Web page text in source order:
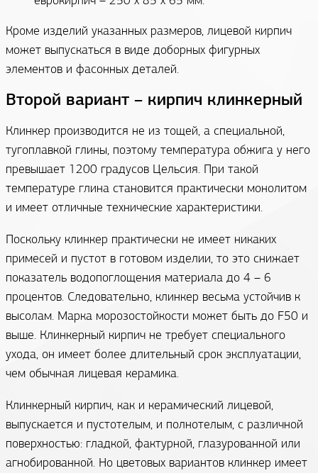
Кроме изделий указанных размеров, лицевой кирпич
может выпускаться в виде доборных фигурных
элементов и фасонных деталей.
Второй вариант – кирпич клинкерный
Клинкер производится не из тощей, а специальной,
тугоплавкой глины, поэтому температура обжига у него
превышает 1200 градусов Цельсия. При такой
температуре глина становится практически монолитом
и имеет отличные технические характеристики.
Поскольку клинкер практически не имеет никаких
примесей и пустот в готовом изделии, то это снижает
показатель водопоглощения материала до 4 – 6
процентов. Следовательно, клинкер весьма устойчив к
высолам. Марка морозостойкости может быть до F50 и
выше. Клинкерный кирпич не требует специального
ухода, он имеет более длительный срок эксплуатации,
чем обычная лицевая керамика.
Клинкерный кирпич, как и керамический лицевой,
выпускается и пустотелым, и полнотелым, с различной
поверхностью: гладкой, фактурной, глазурованной или
агнобированной. Но цветовых вариантов клинкер имеет